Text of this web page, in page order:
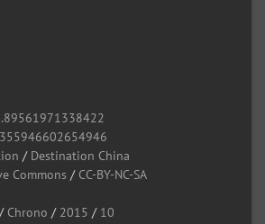
/ Destination China
Commons / CC-BY-NC-SA
/ Chrono / 2015 / 10